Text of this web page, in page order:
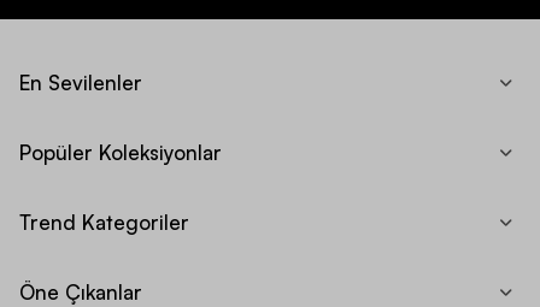
En Sevilenler
Popüler Koleksiyonlar
Trend Kategoriler
Öne Çıkanlar